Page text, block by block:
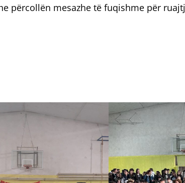
përcollën mesazhe të fuqishme për